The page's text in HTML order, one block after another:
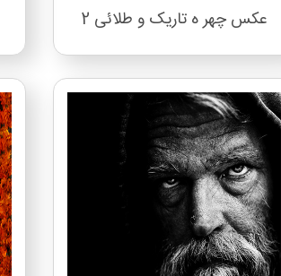
عکس چهر ه تاریک و طلائی 2